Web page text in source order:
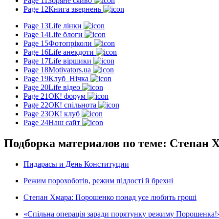
Page 12Книга звернень
Page 13Life лінки
Page 14Life блоги
Page 15Фотопріколи
Page 16Life анекдоти
Page 17Life віршики
Page 18Motivators.ua
Page 19Клуб_Нічка
Page 20Life відео
Page 21ОК! форум
Page 22ОК! спільнота
Page 23ОК! клуб
Page 24Наш сайт
Подборка материалов по теме: Степан
Пидарасы и День Конституции
Режим порохоботів, режим підлості й брехні
Степан Хмара: Порошенко понад усе любить гроші
«Спільна операція заради порятунку режиму